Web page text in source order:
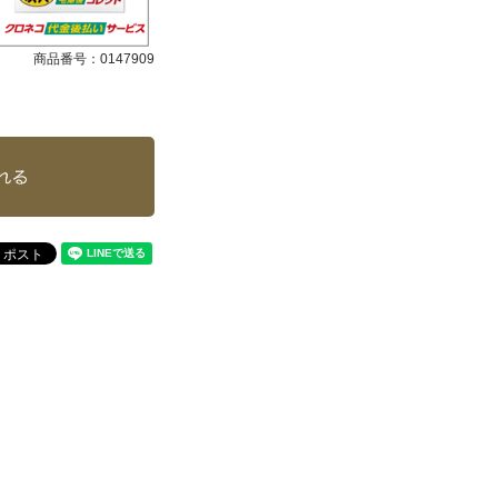
商品番号： 0147909